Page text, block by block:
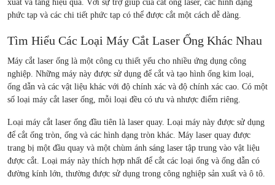
xuất và tăng hiệu quả. Với sự trợ giúp của cắt ống laser, các hình dạng
phức tạp và các chi tiết phức tạp có thể được cắt một cách dễ dàng.
Tìm Hiểu Các Loại Máy Cắt Laser Ống Khác Nhau
Máy cắt laser ống là một công cụ thiết yếu cho nhiều ứng dụng công
nghiệp. Những máy này được sử dụng để cắt và tạo hình ống kim loại,
ống dẫn và các vật liệu khác với độ chính xác và độ chính xác cao. Có một
số loại máy cắt laser ống, mỗi loại đều có ưu và nhược điểm riêng.
Loại máy cắt laser ống đầu tiên là laser quay. Loại máy này được sử dụng
để cắt ống tròn, ống và các hình dạng tròn khác. Máy laser quay được
trang bị một đầu quay và một chùm ánh sáng laser tập trung vào vật liệu
được cắt. Loại máy này thích hợp nhất để cắt các loại ống và ống dẫn có
đường kính lớn, thường được sử dụng trong công nghiệp sản xuất và ô tô.